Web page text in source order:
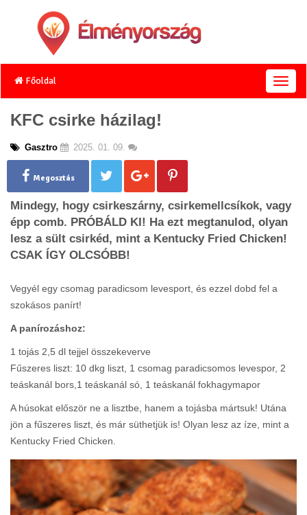
Főoldal
T
o
i
g
a
KFC csirke házilag!
Gasztro 2025. 01. 09.
Megosztás
Mindegy, hogy csirkeszárny, csirkemellcsíkok, vagy
épp comb. PRÓBÁLD KI! Ha ezt megtanulod, olyan
lesz a sült csirkéd, mint a Kentucky Fried Chicken!
CSAK ÍGY OLCSÓBB!
Vegyél egy csomag paradicsom levesport, és ezzel dobd fel a
szokásos panírt!
A panírozáshoz:
1 tojás 2,5 dl tejjel összekeverve
Fűszeres liszt: 10 dkg liszt, 1 csomag paradicsomos levespor, 2
teáskanál bors,1 teáskanál só, 1 teáskanál fokhagymapor
A húsokat először ne a lisztbe, hanem a tojásba mártsuk! Utána
jön a fűszeres liszt, és már süthetjük is! Olyan lesz az íze, mint a
Kentucky Fried Chicken.